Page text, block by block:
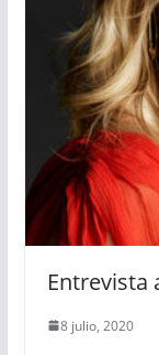
Entrevista
8 julio, 2020